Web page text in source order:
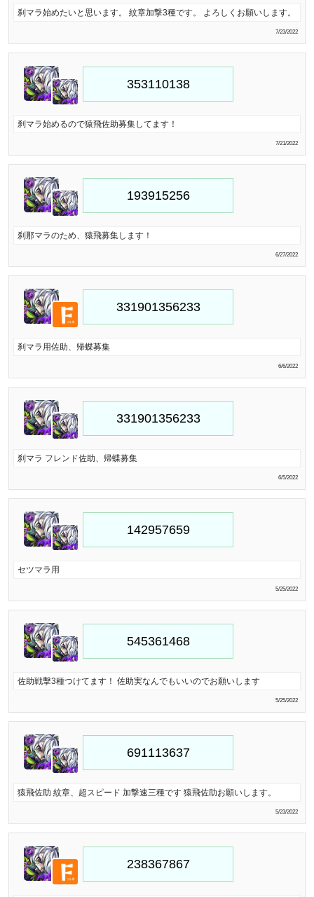
刹マラ始めたいと思います。 紋章加撃3種です。 よろしくお願いします。
7/23/2022
刹マラ始めるので猿飛佐助募集してます！
7/21/2022
刹那マラのため、猿飛募集します！
6/27/2022
刹マラ用佐助、帰蝶募集
6/6/2022
刹マラ フレンド佐助、帰蝶募集
6/5/2022
セツマラ用
5/25/2022
佐助戦擊3種つけてます！ 佐助実なんでもいいのでお願いします
5/25/2022
猿飛佐助 紋章、超スピード 加撃速三種です 猿飛佐助お願いします。
5/23/2022